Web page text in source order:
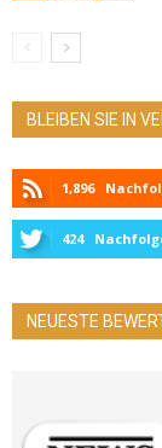
BLEIBEN SIE IN
1,896
424
NEUESTE